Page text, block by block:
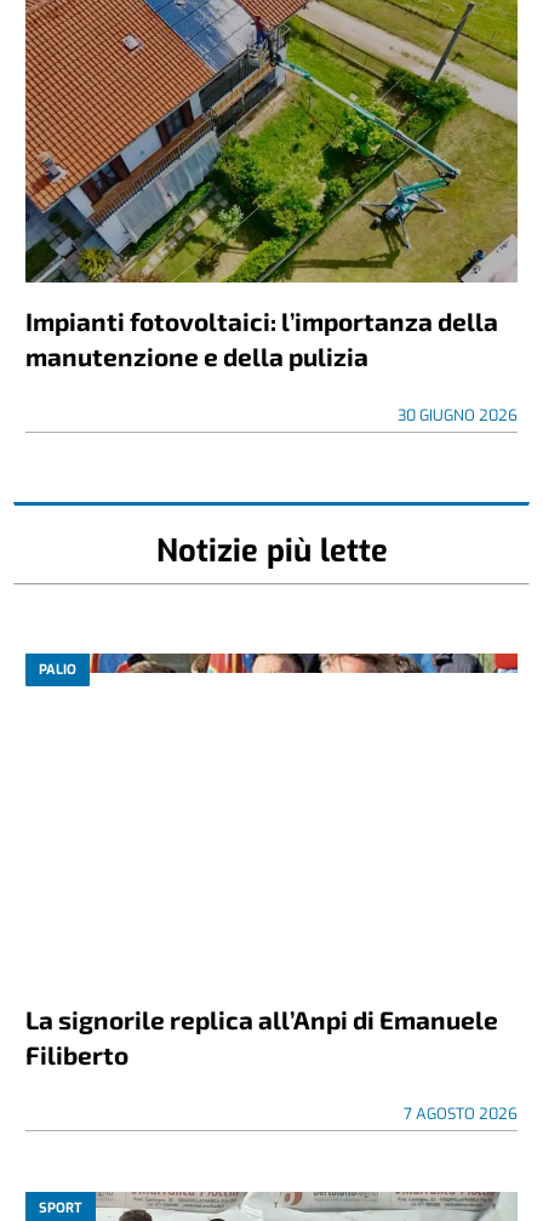
Impianti fotovoltaici: l’importanza della
manutenzione e della pulizia
30 GIUGNO 2026
Notizie più lette
PALIO
La signorile replica all’Anpi di Emanuele
Filiberto
7 AGOSTO 2026
SPORT